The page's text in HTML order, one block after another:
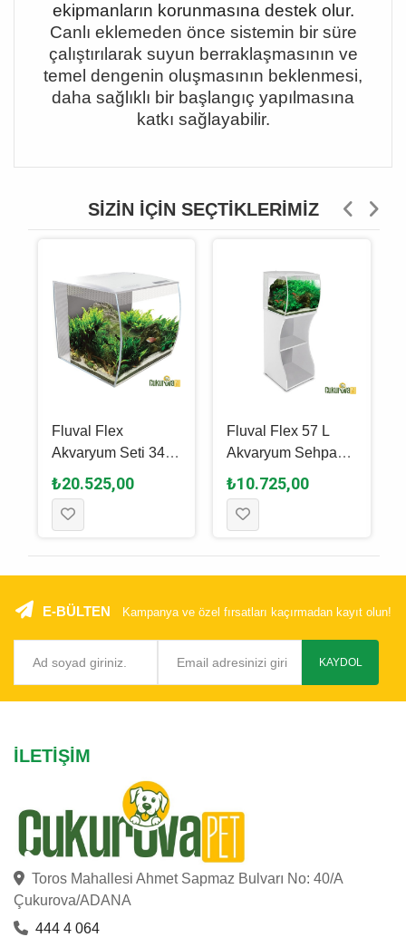
ekipmanların korunmasına destek olur.
Canlı eklemeden önce sistemin bir süre
çalıştırılarak suyun berraklaşmasının ve
temel dengenin oluşmasının beklenmesi,
daha sağlıklı bir başlangıç yapılmasına
katkı sağlayabilir.
SIZIN İÇIN SEÇTIKLERIMIZ
Fluval Flex
Akvaryum Seti 34 L
- Beyaz
₺20.525,00
Fluval Flex 57 L
Akvaryum Sehpası
Beyaz
₺10.725,00
E-BÜLTEN Kampanya ve özel fırsatları kaçırmadan kayıt olun!
KAYDOL
İLETIŞIM
Toros Mahallesi Ahmet Sapmaz Bulvarı No: 40/A
Çukurova/ADANA
444 4 064